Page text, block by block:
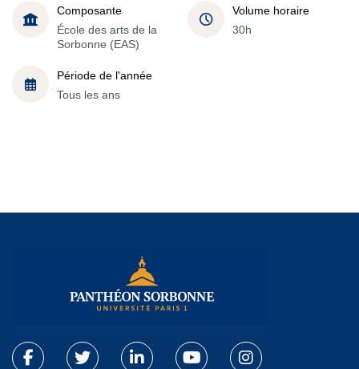
Composante
École des arts de la
Sorbonne (EAS)
Volume horaire
30h
Période de l'année
Tous les ans